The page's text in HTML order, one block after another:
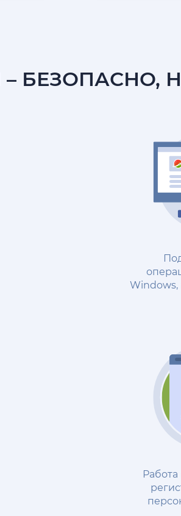
– БЕЗОПАСНО,
Windows,